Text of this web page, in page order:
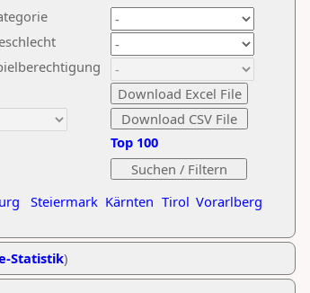
Steiermark Kärnten Tirol Vorarlberg
Top 100
Statistik)